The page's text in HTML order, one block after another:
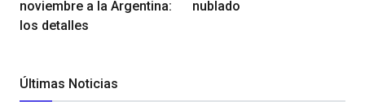
noviembre a la Argentina:
los detalles
nublado
Últimas Noticias